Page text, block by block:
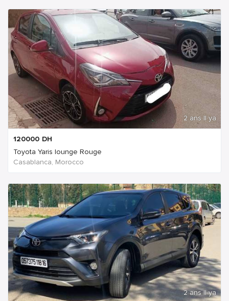
2 ans Il ya
120000 DH
Toyota Yaris lounge Rouge
Casablanca, Morocco
2 ans Il ya